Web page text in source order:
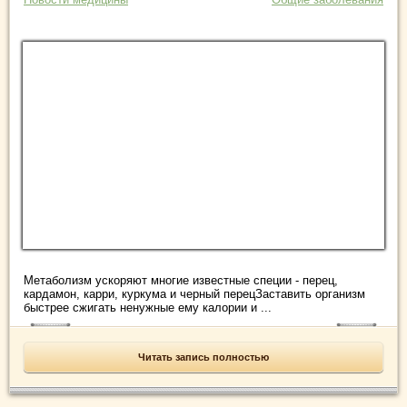
Метаболизм ускоряют многие известные специи - перец,
кардамон, карри, куркума и черный перецЗаставить организм
быстрее сжигать ненужные ему калории и ...
Читать запись полностью